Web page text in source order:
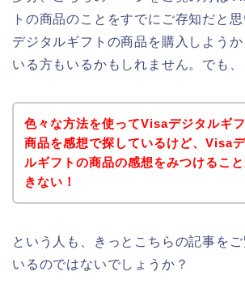
トの商品のことをすでにご存知だと
デジタルギフトの商品を購入しよう
いる方もいるかもしれません。でも、
色々な方法を使ってVisaデジタルギ
商品を感想で探しているけど、Visa
ルギフトの商品の感想をみつけるこ
きない！
という人も、きっとこちらの記事を
いるのではないでしょうか？